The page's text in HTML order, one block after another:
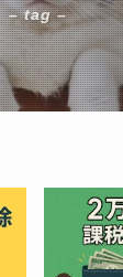
– tag –